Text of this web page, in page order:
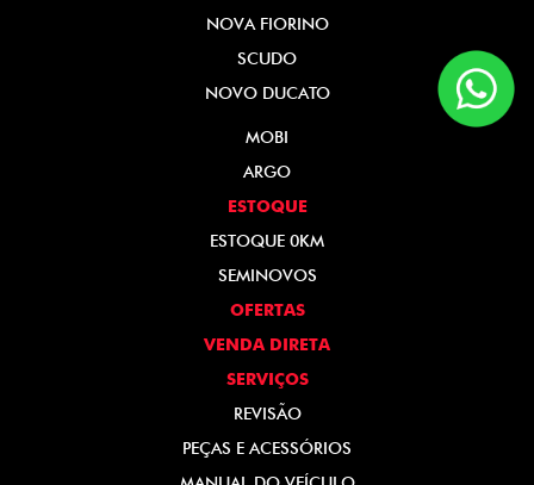
NOVA FIORINO
SCUDO
NOVO DUCATO
MOBI
ARGO
ESTOQUE
ESTOQUE 0KM
SEMINOVOS
OFERTAS
VENDA DIRETA
SERVIÇOS
REVISÃO
PEÇAS E ACESSÓRIOS